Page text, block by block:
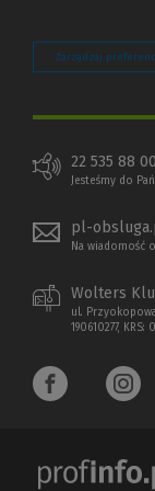
Zarządzaj
22 535 88
Jesteśmy do
pl-
Na wiadomość
Wolters
ul. Przyokopowa
190610277,